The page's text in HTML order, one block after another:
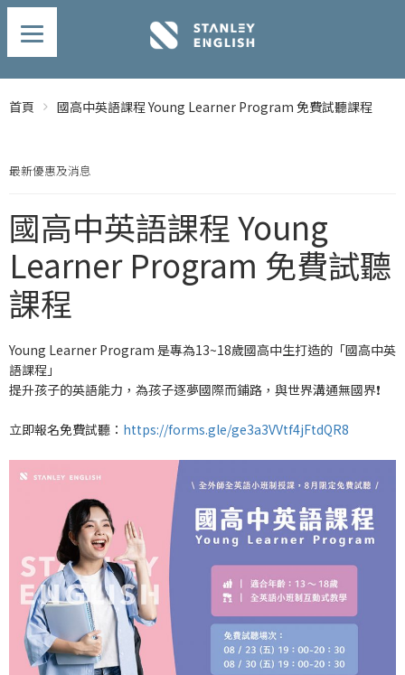
首頁 國高中英語課程 Young Learner Program 免費試聽課程
最新優惠及消息
國高中英語課程 Young
Learner Program 免費試聽
課程
Young Learner Program 是專為13~18歲國高中生打造的「國高中英
語課程」
提升孩子的英語能力，為孩子逐夢國際而鋪路，與世界溝通無國界❗
立即報名免費試聽： https://forms.gle/ge3a3VVtf4jFtdQR8